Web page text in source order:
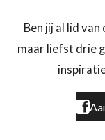
Ben jij al lid
maar liefst drie